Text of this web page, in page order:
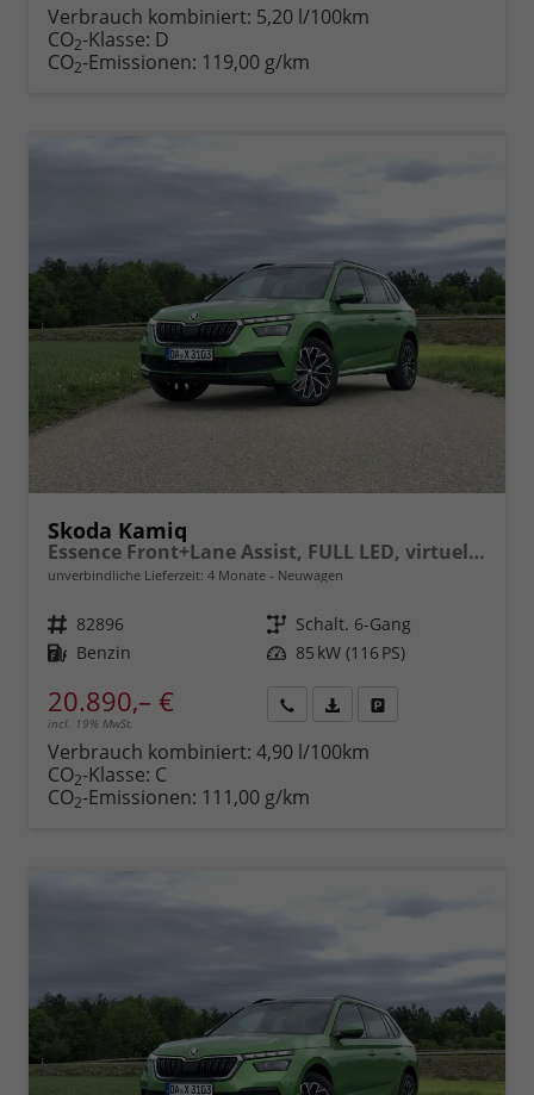
anfordern
Datei,
Verbrauch kombiniert: 5,20 l/100km
CO2-Klasse: D
CO2-Emissionen: 119,00 g/km
Skoda Kamiq
Essence Front+Lane Assist, FULL LED, virtuelles Cockpit, , Klima, Parksensoren, ISOFIX, el. Fensterheber vorn uvm.
unverbindliche Lieferzeit: 4 Monate Neuwagen
Fahrzeugnr. 82896 Getriebe Schalt. 6-Gang
Kraftstoff Benzin Leistung 85 kW (116 PS)
20.890,– €
incl. 19% MwSt.
anfordern
Datei,
Verbrauch kombiniert: 4,90 l/100km
CO2-Klasse: C
CO2-Emissionen: 111,00 g/km